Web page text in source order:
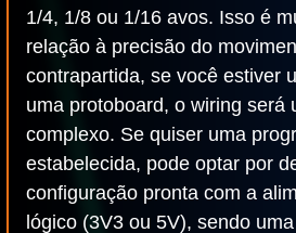
1/4, 1/8 ou 1/16 avos. Isso é
relação à precisão do
contrapartida, se você estiver
uma protoboard, o wiring será
complexo. Se quiser uma
estabelecida, pode optar por
configuração pronta com a
lógico (3V3 ou 5V), sendo